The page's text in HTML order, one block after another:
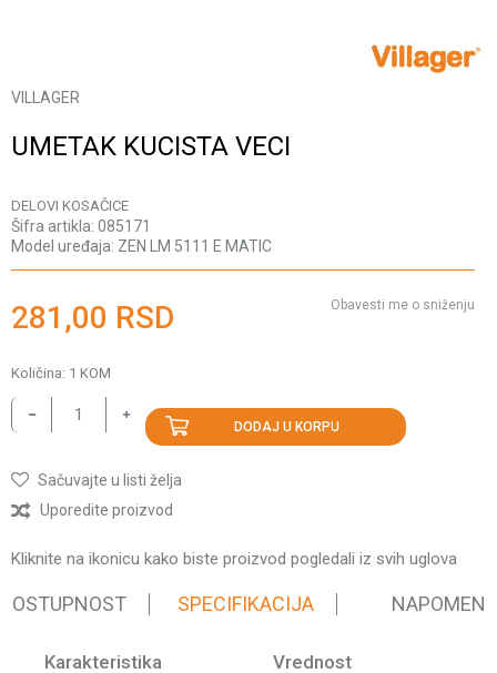
VILLAGER
UMETAK KUCISTA VECI
DELOVI KOSAČICE
Šifra artikla: 085171
Model uređaja: ZEN LM 5111 E MATIC
281,00 RSD Obavesti me o sniženju
Količina: 1 KOM
DODAJ U KORPU
Sačuvajte u listi želja
Uporedite proizvod
Kliknite na ikonicu kako biste proizvod pogledali iz svih uglova
SPECIFIKACIJA NAPOMENA
Karakteristika
Vrednost